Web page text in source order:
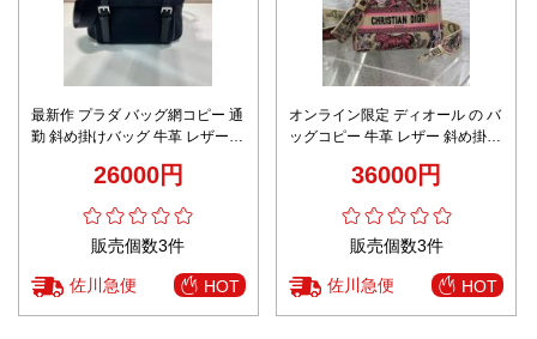
最新作 プラダ バッグ網コピー 通
勤 斜め掛けバッグ 牛革 レザー
26000円
販売個数3件
佐川急便 HOT
オンライン限定 ディオール の バ
ッグコピー 牛革 レザー 斜め掛け
36000円
販売個数3件
佐川急便 HOT